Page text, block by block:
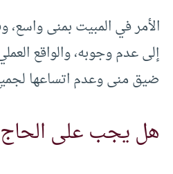
الأمر في المبيت بمنى
إلى عدم وجوبه، والواقع
ضيق منى وعدم اتساعها
هل يجب على الحاج